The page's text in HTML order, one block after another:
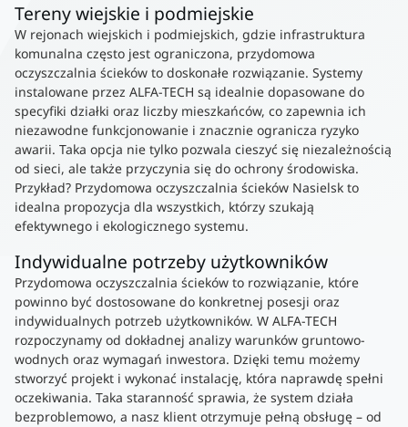
Tereny wiejskie i podmiejskie
W rejonach wiejskich i podmiejskich, gdzie infrastruktura
komunalna często jest ograniczona, przydomowa
oczyszczalnia ścieków to doskonałe rozwiązanie. Systemy
instalowane przez ALFA-TECH są idealnie dopasowane do
specyfiki działki oraz liczby mieszkańców, co zapewnia ich
niezawodne funkcjonowanie i znacznie ogranicza ryzyko
awarii. Taka opcja nie tylko pozwala cieszyć się niezależnością
od sieci, ale także przyczynia się do ochrony środowiska.
Przykład? Przydomowa oczyszczalnia ścieków Nasielsk to
idealna propozycja dla wszystkich, którzy szukają
efektywnego i ekologicznego systemu.
Indywidualne potrzeby użytkowników
Przydomowa oczyszczalnia ścieków to rozwiązanie, które
powinno być dostosowane do konkretnej posesji oraz
indywidualnych potrzeb użytkowników. W ALFA-TECH
rozpoczynamy od dokładnej analizy warunków gruntowo-
wodnych oraz wymagań inwestora. Dzięki temu możemy
stworzyć projekt i wykonać instalację, która naprawdę spełni
oczekiwania. Taka staranność sprawia, że system działa
bezproblemowo, a nasz klient otrzymuje pełną obsługę – od